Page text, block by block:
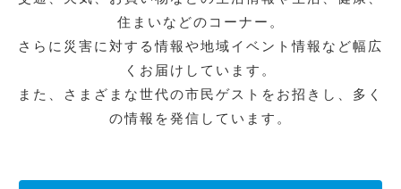
住まいなどのコーナー。
さらに災害に対する情報や地域イベント情報など幅広
くお届けしています。
また、さまざまな世代の市民ゲストをお招きし、多く
の情報を発信しています。